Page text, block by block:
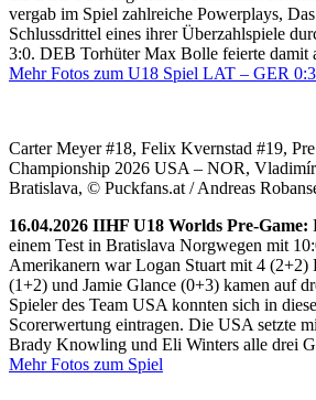
vergab im Spiel zahlreiche Powerplays,
Schlussdrittel eines ihrer Überzahlspiele
3:0. DEB Torhüter Max Bolle feierte damit
Mehr Fotos zum U18 Spiel LAT – GER 0:3
Carter Meyer #18, Felix Kvernstad #19,
Championship 2026 USA – NOR,
Bratislava, © Puckfans.at / Andreas
16.04.2026 IIHF U18 Worlds Pre-Game:
einem Test in Bratislava Norgwegen mit
Amerikanern war Logan Stuart mit 4 (2+2)
(1+2) und Jamie Glance (0+3) kamen auf
Spieler des Team USA konnten sich in
Scorerwertung eintragen. Die USA setzte
Brady Knowling und Eli Winters alle drei
Mehr Fotos zum Spiel